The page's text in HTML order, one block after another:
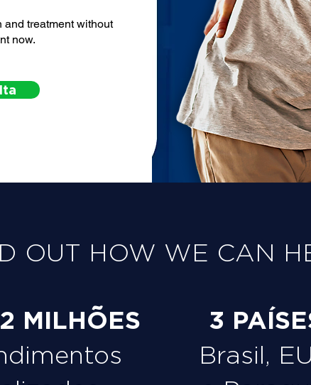
treatment without
now.
OUT HOW WE CAN
MILHÕES
3
Brasil,